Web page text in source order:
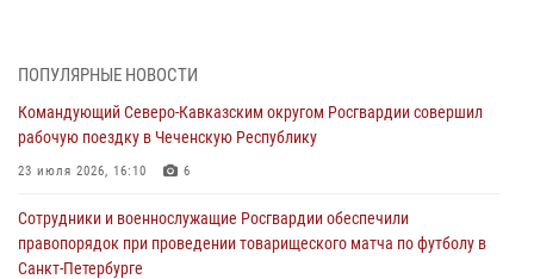
Смольного собора в Санкт-Петербурге (видео)
07 августа 2026, 11:34
взрывобезопасности
07 августа 2026, 11:33
ПОПУЛЯРНЫЕ НОВОСТИ
Командующий Северо-Кавказским округом Росгвардии совершил
рабочую поездку в Чеченскую Республику
23 июля 2026, 16:10 6
Сотрудники и военнослужащие Росгвардии обеспечили
правопорядок при проведении товарищеского матча по футболу в
Санкт-Петербурге